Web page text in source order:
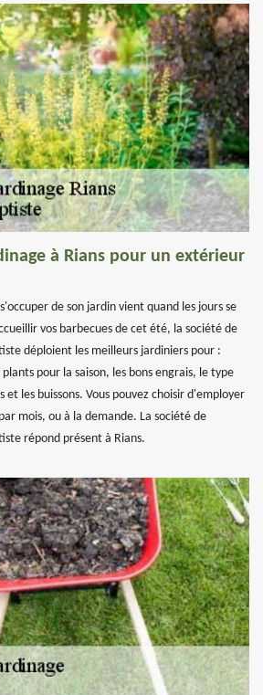
à Rians pour un extérieur
de son jardin vient quand les jours se
vos barbecues de cet été, la société de
déploient les meilleurs jardiniers pour :
pour la saison, les bons engrais, le type
les buissons. Vous pouvez choisir d'employer
mois, ou à la demande. La société de
répond présent à Rians.